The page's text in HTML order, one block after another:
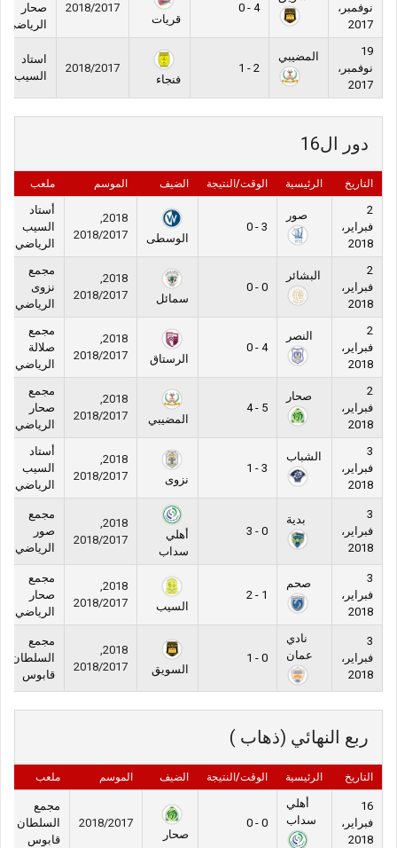
نوفمبر،
2017
4 - 0
قريات
2018/2017
صحار
الرياضي
19
نوفمبر،
2017
المضيبي
2 - 1
فنجاء
2018/2017
استاد
السيب
دور ال16
التاريخ الرئيسية الوقت/النتيجة الضيف الموسم ملعب
2
فبراير،
2018
صور
3 - 0
الوسطى
2018,
2018/2017
أستاد
السيب
الرياضي
2
فبراير،
2018
البشائر
0 - 0
سمائل
2018,
2018/2017
مجمع
نزوى
الرياضي
2
فبراير،
2018
النصر
4 - 0
الرستاق
2018,
2018/2017
مجمع
صلالة
الرياضي
2
فبراير،
2018
صحار
5 - 4
المضيبي
2018,
2018/2017
مجمع
صحار
الرياضي
3
فبراير،
2018
الشباب
3 - 1
نزوى
2018,
2018/2017
أستاد
السيب
الرياضي
3
فبراير،
2018
بدية
0 - 3
أهلي
سداب
2018,
2018/2017
مجمع
صور
الرياضي
3
فبراير،
2018
صحم
1 - 2
السيب
2018,
2018/2017
مجمع
صحار
الرياضي
3
فبراير،
2018
نادي
عمان
0 - 1
السويق
2018,
2018/2017
مجمع
السلطان
قابوس
ربع النهائي (ذهاب )
التاريخ الرئيسية الوقت/النتيجة الضيف الموسم ملعب
16
فبراير،
2018
أهلي
سداب
0 - 0
صحار
2018/2017
مجمع
السلطان
قابوس